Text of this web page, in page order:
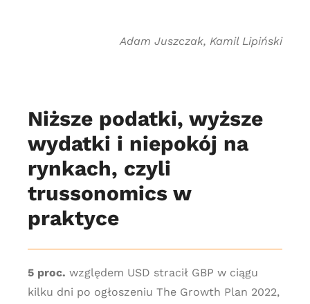
Adam Juszczak, Kamil Lipiński
Niższe podatki, wyższe
wydatki i niepokój na
rynkach, czyli
trussonomics w
praktyce
5 proc. względem USD stracił GBP w ciągu
kilku dni po ogłoszeniu The Growth Plan 2022,